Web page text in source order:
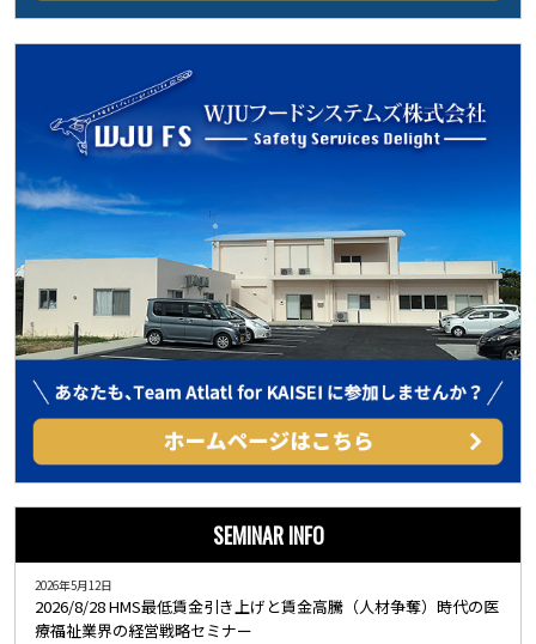
SEMINAR INFO
2026/8/28 HMS最低賃金引き上げと賃金高騰（人材争奪）時代の医
療福祉業界の経営戦略セミナー
2026年5月12日